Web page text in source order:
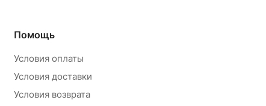
Помощь
Условия оплаты
Условия доставки
Условия возврата